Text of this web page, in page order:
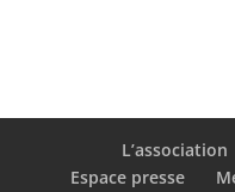
L’association
Espace presse